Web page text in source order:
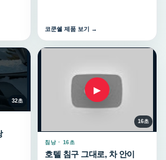
코쿤쉘 제품 보기 →
32초
▶
16초
침낭 · 16초
호텔 침구 그대로, 차 안이